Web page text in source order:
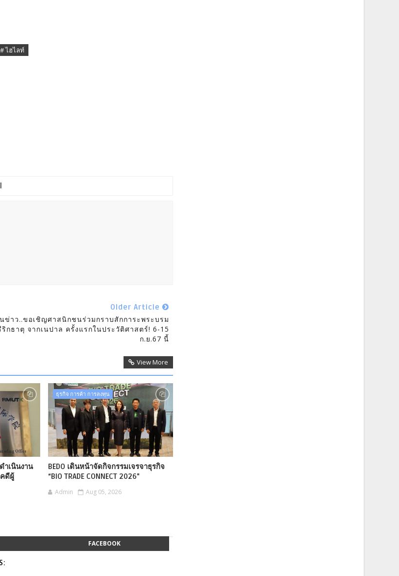
# ไฮไลท์
Older Article
ข่าว..ขอเชิญศาสนิกชนร่วมกราบสักการะพระบรม
ริกธาตุ จากเนปาล ครั้งแรกในประวัติศาสตร์! 6-15
ก.ย.67 นี้
View More
ำเนินงาน
ดีผู้
ธุรกิจ การค้า การลงทุน
BEDO เดินหน้าจัดกิจกรรมเจรจาธุรกิจ
“BIO TRADE CONNECT 2026”
Admin Aug 05, 2026
FACEBOOK